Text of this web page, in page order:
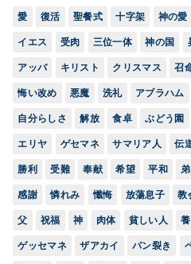
愛 復活 聖餐式 十字架 神の愛
イエス 受肉 三位一体 神の国
アッバ キリスト クリスマス 召
悔い改め 悪魔 洗礼 アブラハム
自分らしさ 解放 食卓 ぶどう園
エリヤ ゲセマネ サマリア人 伝
勝利 受難 奉献 希望 平和
感謝 憐れみ 懺悔 放蕩息子 教
父 祝福 神 肉体 貧しい人
ゲッセマネ ザアカイ パン裂き